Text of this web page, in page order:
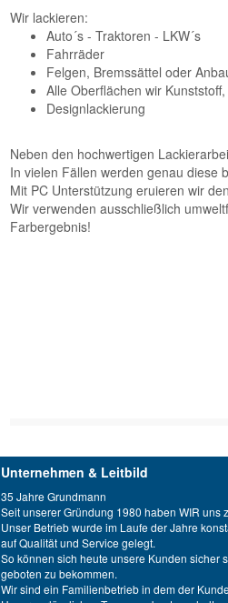
Wir lackieren:
Auto´s - Traktoren - LKW´s
Fahrräder
Felgen, Bremssättel oder
Alle Oberflächen wir
Designlackierung
Neben den hochwertigen
In vielen Fällen werden genau diese
Mit PC Unterstützung eruieren wir
Wir verwenden ausschließlich
Farbergebnis!
Unternehmen & Leitbild
35 Jahre Grundmann
Seit unserer Gründung 1980 haben WIR uns
Unser Betrieb wurde im Laufe der Jahre
auf Qualität und Service gelegt.
So können sich heute unsere Kunden sicher
geboten zu bekommen.
Wir sind ein Familienbetrieb in dem der